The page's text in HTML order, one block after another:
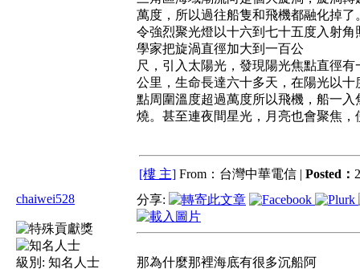
萬度，所以過往船隻和飛機都融化掉
令強烈聚光燈以十六到七十五度入射
學家把旋渦直徑加大到一百公
尺，引入太陽光，發現陽光焦點直徑
公里，生命長達六十多天，在陽光以
點周圍溫度超過萬度所以飛機，船一
燒。甚至連夜間星光，月亮也會聚焦
[樓 主] From：台灣中華電信 | Posted：
chaiwei528
級別: 知名人士
分享:
那為什麼那裡海底有很多沉船阿